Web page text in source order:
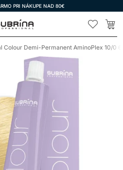
PRI NÁKUPE NAD 80€
Colour Demi-Permanent AminoPlex 10/0